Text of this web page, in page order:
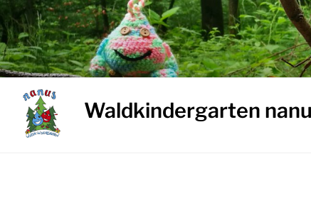
Weiter
zum
Inhalt
Waldkindergarten